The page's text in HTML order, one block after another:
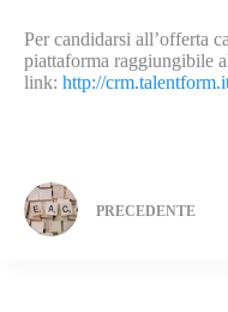
Per candidarsi all’offerta
piattaforma raggiungibile
link: http://
PRECEDENTE